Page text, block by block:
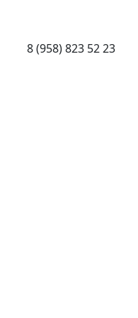
8 (958) 823 52 23